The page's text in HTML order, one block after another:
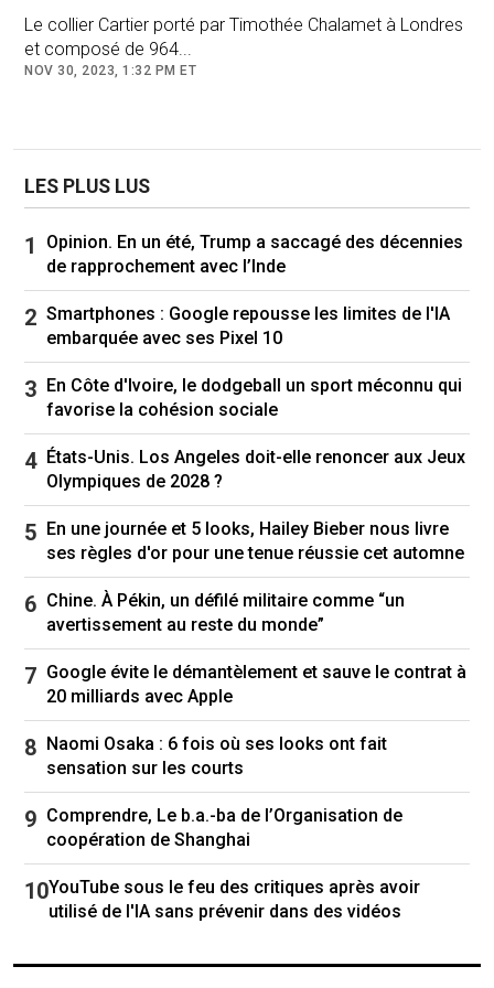
Les chaussures du moment ? Les sandales
satinées
défilé printemps-été 2024
dechaussuressoyeuses colorées. Elles
s'inscrivaient dans la veine de la tendance
coquette aesthetic, comprenez des pièces
sublimées de rubans en soie, de jeux de
dentelle et de transparence, ou encore des
silhouettes poétiques, toutes célébrant une
féminité rêvée. Cet automne, Hailey Bieber a
succombé à la tendance en optant pour une
paire plus sobre.
Hailey Bieber Jose Perez/Bauer-Griffin
La veste en cuir sous toutes les coutures
Indispensable du vestiaire automnal, lavesteen
cuir va sans doute investir de nombreuses
garde-robes cette saison. Les défilés ont été
marqués par le retour du perfecto (la biker
jacket) :Celine par Michael Rider, Tom
Ford,Givenchy… Il ne se porte plus version XXL,
mais près du corps, parfois cintré et
raccourci. Hailey Bieber s'est affichée dans un
modèle ceinturé associé à une slip skirt,
donnant le ton d'une saison placée sous le
signe du cuir.
Le collier Cartier porté par Timothée Chalamet à Londres
et composé de 964...
NOV 30, 2023, 1:32 PM ET
LES PLUS LUS
Opinion. En un été, Trump a saccagé des décennies
de rapprochement avec l’Inde
Smartphones : Google repousse les limites de l'IA
embarquée avec ses Pixel 10
En Côte d'Ivoire, le dodgeball un sport méconnu qui
favorise la cohésion sociale
États-Unis. Los Angeles doit-elle renoncer aux Jeux
Olympiques de 2028 ?
En une journée et 5 looks, Hailey Bieber nous livre
ses règles d'or pour une tenue réussie cet automne
Chine. À Pékin, un défilé militaire comme “un
avertissement au reste du monde”
Google évite le démantèlement et sauve le contrat à
20 milliards avec Apple
Naomi Osaka : 6 fois où ses looks ont fait
sensation sur les courts
Comprendre, Le b.a.-ba de l’Organisation de
coopération de Shanghai
YouTube sous le feu des critiques après avoir
utilisé de l'IA sans prévenir dans des vidéos